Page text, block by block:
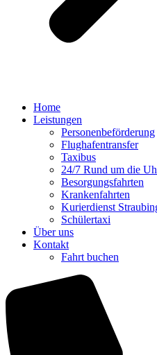
Home
Leistungen
Personenbeförderung
Flughafentransfer
Taxibus
24/7 Rund um die
Besorgungsfahrten
Krankenfahrten
Kurierdienst
Schülertaxi
Über uns
Kontakt
Fahrt buchen